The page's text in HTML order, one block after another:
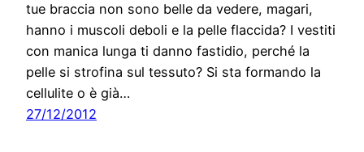
tue braccia non sono belle da vedere, magari,
hanno i muscoli deboli e la pelle flaccida? I vestiti
con manica lunga ti danno fastidio, perché la
pelle si strofina sul tessuto? Si sta formando la
cellulite o è già…
27/12/2012